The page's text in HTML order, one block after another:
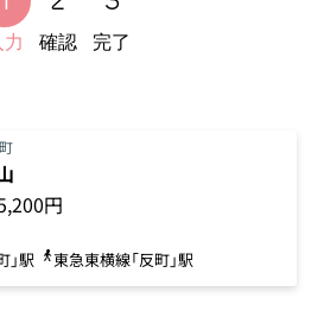
力 確認 完了
円
」駅
東急東横線「反町」駅